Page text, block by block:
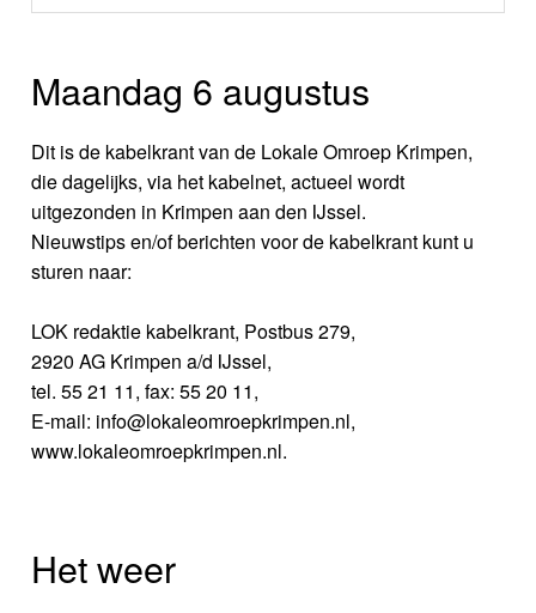
Maandag 6 augustus
Dit is de kabelkrant van de Lokale Omroep Krimpen,
die dagelijks, via het kabelnet, actueel wordt
uitgezonden in Krimpen aan den IJssel.
Nieuwstips en/of berichten voor de kabelkrant kunt u
sturen naar:
LOK redaktie kabelkrant, Postbus 279,
2920 AG Krimpen a/d IJssel,
tel. 55 21 11, fax: 55 20 11,
E-mail: info@lokaleomroepkrimpen.nl,
www.lokaleomroepkrimpen.nl.
Het weer